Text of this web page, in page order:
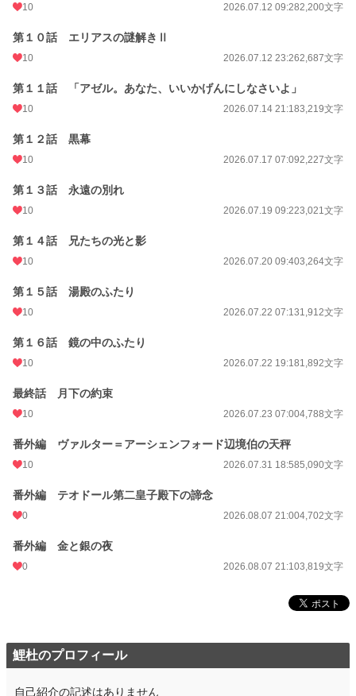
10 2026.07.12 09:282,200文字
第１０話 エリアスの謎解きⅡ
10 2026.07.12 23:262,687文字
第１１話 「アゼル。あなた、いいかげんにしなさいよ」
10 2026.07.14 21:183,219文字
第１２話 黒幕
10 2026.07.17 07:092,227文字
第１３話 永遠の別れ
10 2026.07.19 09:223,021文字
第１４話 兄たちの光と影
10 2026.07.20 09:403,264文字
第１５話 湯殿のふたり
10 2026.07.22 07:131,912文字
第１６話 鏡の中のふたり
10 2026.07.22 19:181,892文字
最終話 月下の約束
10 2026.07.23 07:004,788文字
番外編 ヴァルター＝アーシェンフォード辺境伯の天秤
10 2026.07.31 18:585,090文字
番外編 テオドール第二皇子殿下の諦念
0 2026.08.07 21:004,702文字
番外編 金と銀の夜
0 2026.08.07 21:103,819文字
鯉杜のプロフィール
自己紹介の記述はありません